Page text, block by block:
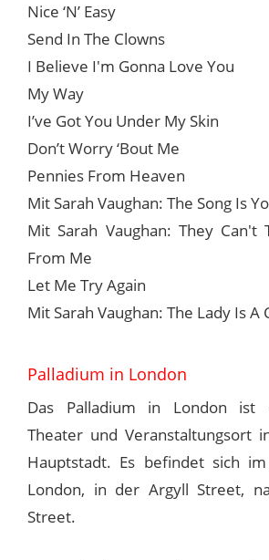
Nice ‘N’ Easy
Send In The Clowns
I Believe I'm Gonna Love You
My Way
I’ve Got You Under My Skin
Don’t Worry ‘Bout Me
Pennies From Heaven
Mit Sarah Vaughan: The Song Is
Mit Sarah Vaughan: They Can't
From Me
Let Me Try Again
Mit Sarah Vaughan: The Lady Is A
Palladium in London
Das Palladium in London ist
Theater und Veranstaltungsort
Hauptstadt. Es befindet sich
London, in der Argyll Street,
Street.